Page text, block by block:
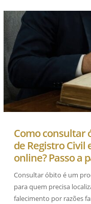
Como consultar
de Registro Civil
online? Passo a
Consultar óbito é um
para quem precisa
falecimento por razões